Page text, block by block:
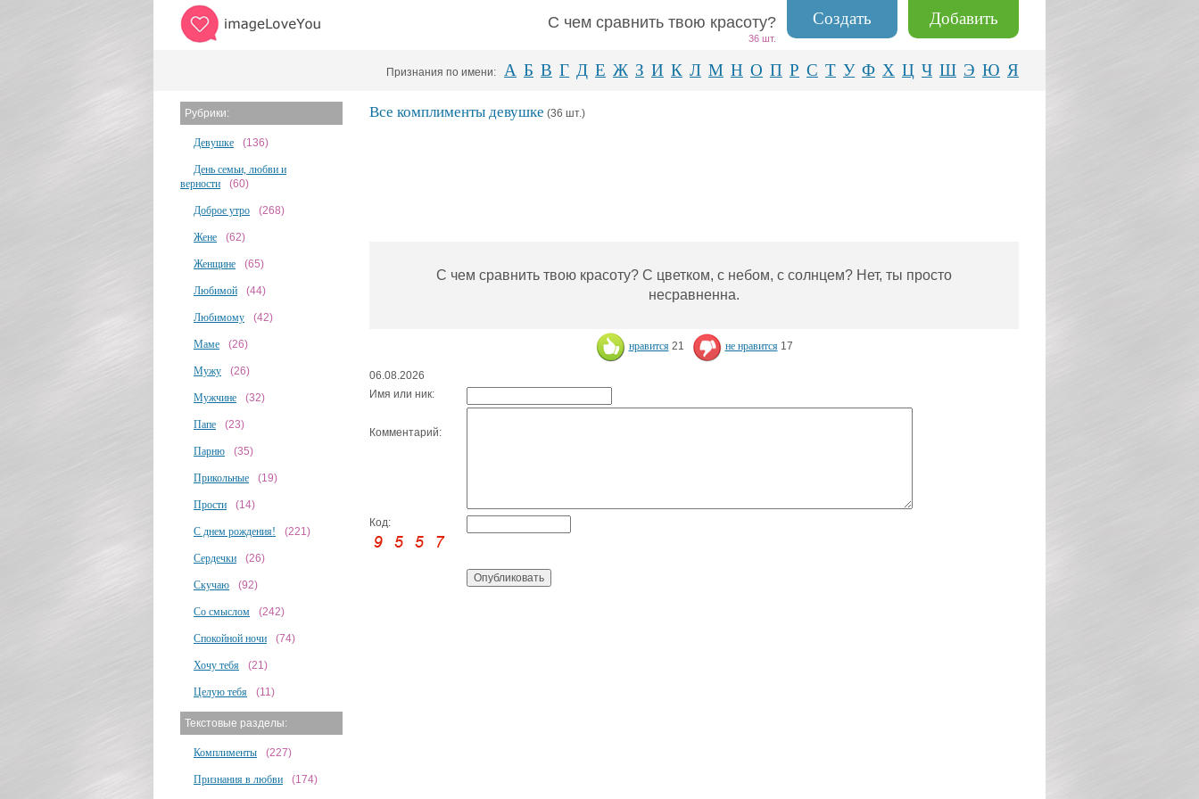
Добавить
Создать
С чем сравнить твою красоту?
36 шт.
Признания по имени: А Б В Г Д Е Ж З И К Л М Н О П Р С Т У Ф Х Ц Ч Ш Э Ю Я
Рубрики:
Девушке (136)
День семьи, любви и
верности
(60)
Доброе утро (268)
Жене (62)
Женщине (65)
Любимой (44)
Любимому (42)
Маме (26)
Мужу (26)
Мужчине (32)
Папе (23)
Парню (35)
Прикольные (19)
Прости (14)
С днем рождения! (221)
Сердечки (26)
Скучаю (92)
Со смыслом (242)
Спокойной ночи (74)
Хочу тебя (21)
Целую тебя (11)
Текстовые разделы:
Комплименты (227)
Признания в любви (174)
Все комплименты девушке (36 шт.)
С чем сравнить твою красоту? С цветком, с небом, с солнцем? Нет, ты просто
несравненна.
нравится 21 не нравится 17
06.08.2026
Имя или ник:
Комментарий:
Код: